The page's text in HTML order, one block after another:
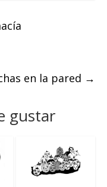
en la pared →
gustar